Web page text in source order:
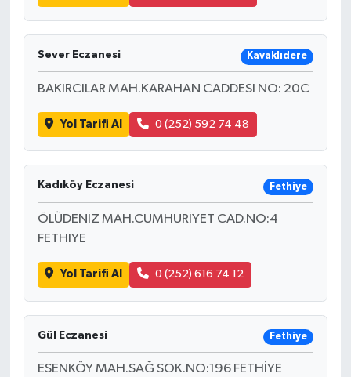
Sever Eczanesi Kavaklıdere
BAKIRCILAR MAH.KARAHAN CADDESI NO: 20C
Yol Tarifi Al 0 (252) 592 74 48
Kadıköy Eczanesi Fethiye
ÖLÜDENİZ MAH.CUMHURİYET CAD.NO:4
FETHIYE
Yol Tarifi Al 0 (252) 616 74 12
Gül Eczanesi Fethiye
ESENKÖY MAH.SAĞ SOK.NO:196 FETHİYE